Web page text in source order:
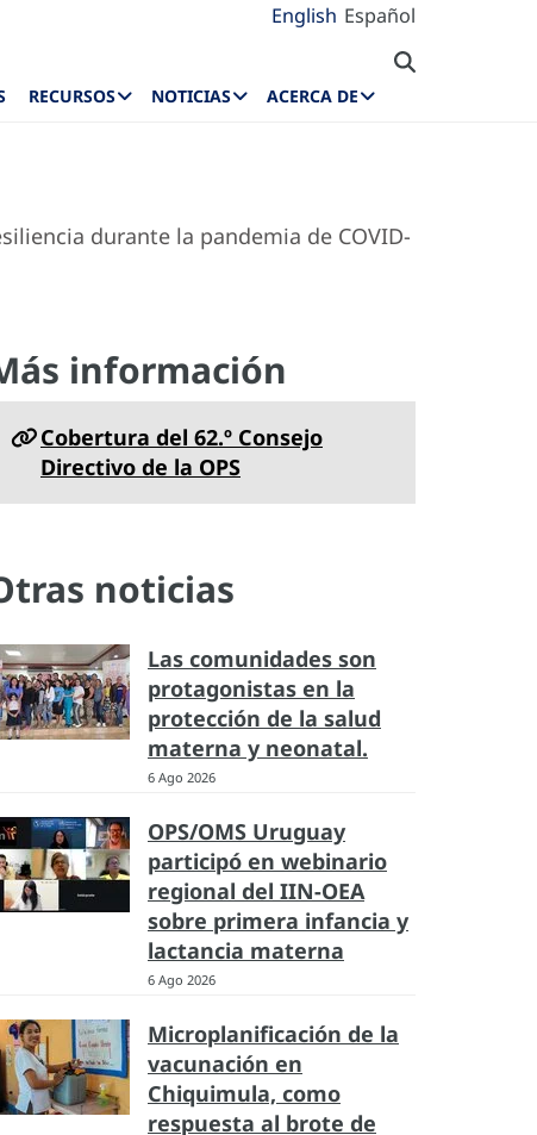
English Español
RECURSOS NOTICIAS ACERCA DE
durante la pandemia de COVID-
información
Cobertura del 62.º Consejo
Directivo de la OPS
noticias
Las comunidades son
protagonistas en la
protección de la salud
materna y neonatal.
6 Ago 2026
OPS/OMS Uruguay
participó en webinario
regional del IIN-OEA
sobre primera infancia y
lactancia materna
6 Ago 2026
Microplanificación de la
vacunación en
Chiquimula, como
respuesta al brote de